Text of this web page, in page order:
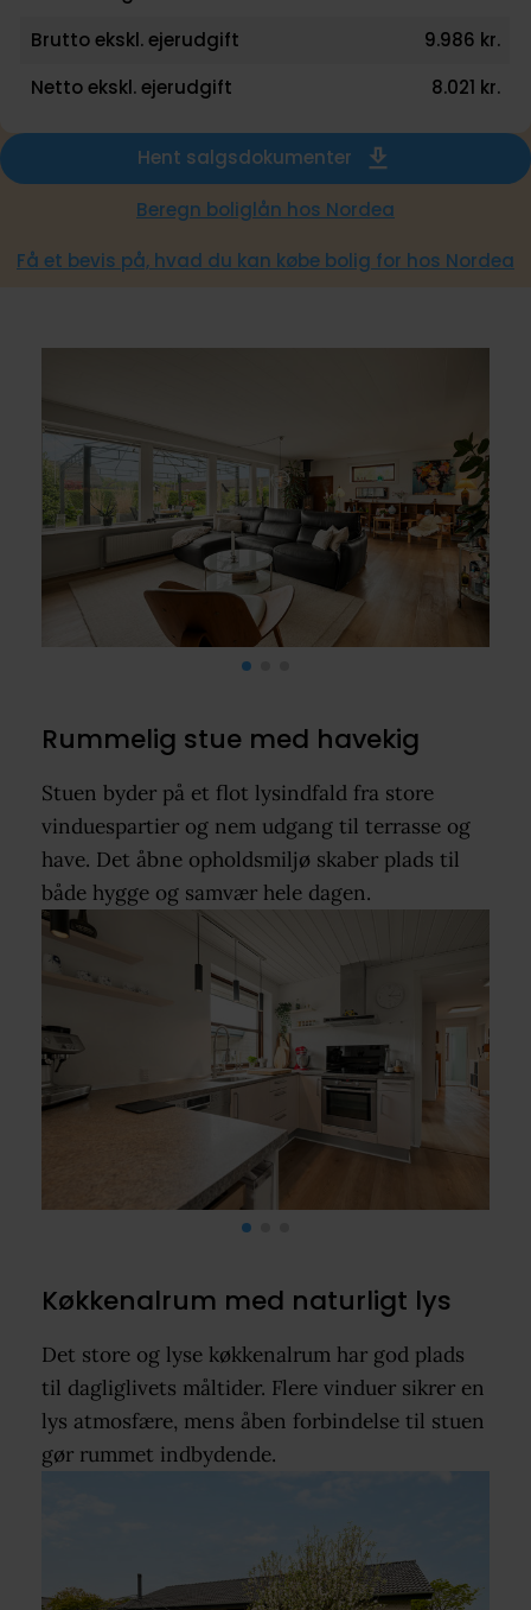
Brutto ekskl. ejerudgift
9.986 kr.
Netto ekskl. ejerudgift
8.021 kr.
Hent salgsdokumenter
Beregn boliglån hos Nordea
Få et bevis på, hvad du kan købe bolig for hos Nordea
Rummelig stue med havekig
Stuen byder på et flot lysindfald fra store
vinduespartier og nem udgang til terrasse og
have. Det åbne opholdsmiljø skaber plads til
både hygge og samvær hele dagen.
Køkkenalrum med naturligt lys
Det store og lyse køkkenalrum har god plads
til dagliglivets måltider. Flere vinduer sikrer en
lys atmosfære, mens åben forbindelse til stuen
gør rummet indbydende.